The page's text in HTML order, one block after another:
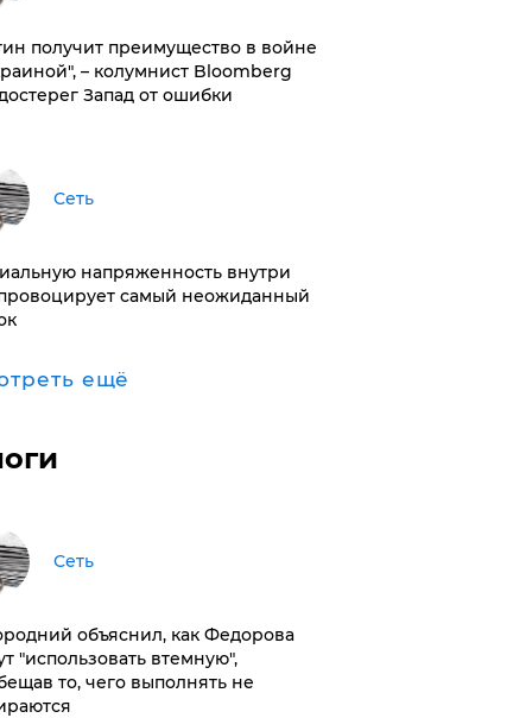
получит преимущество в войне
– колумнист Bloomberg
Запад от ошибки
Сеть
напряженность внутри
самый неожиданный
ещё
Сеть
объяснил, как Федорова
"использовать втемную",
то, чего выполнять не